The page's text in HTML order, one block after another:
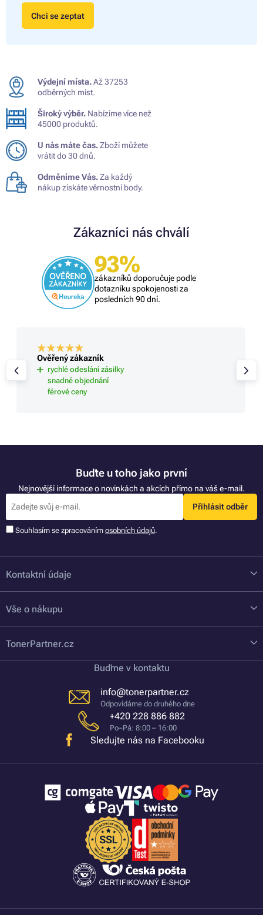
Chci se zeptat
Výdejní místa.Až 37253
odběrných míst.
Široký výběr. Nabízíme více než
45000 produktů.
U nás máte čas.Zboží můžete
vrátit do 30 dnů.
Odměníme Vás.Za každý
nákup získáte věrnostní body.
Zákazníci nás chválí
93%
zákazníků doporučuje podle
dotazníku spokojenosti za
posledních 90 dní.
Ověřený zákazník
rychlé odeslání zásilky
snadné objednání
férové ceny
Buďte u toho jako první
Nejnovější informace o novinkách a akcích přímo na váš e-mail.
Přihlásit odběr
Souhlasím se zpracováním osobních údajů.
Kontaktní údaje
Vše o nákupu
TonerPartner.cz
Buďme v kontaktu
info@tonerpartner.cz
Odpovídáme do druhého dne
+420 228 886 882
Po–Pá: 8:00 – 16:00
Sledujte nás na Facebooku